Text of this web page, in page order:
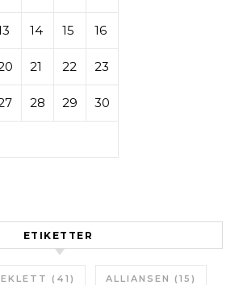
14 15 16
21 22 23
28 29 30
ETIKETTER
(41) ALLIANSEN (15)